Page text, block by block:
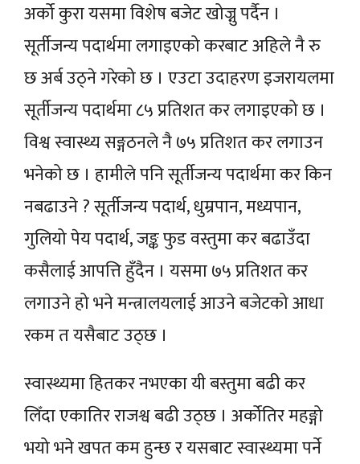
अर्को कुरा यसमा विशेष बजेट खोज्नु पर्दैन ।
सूर्तीजन्य पदार्थमा लगाइएको करबाट अहिले नै रु
छ अर्ब उठ्ने गरेको छ । एउटा उदाहरण इजरायलमा
सूर्तीजन्य पदार्थमा ८५ प्रतिशत कर लगाइएको छ ।
विश्व स्वास्थ्य सङ्गठनले नै ७५ प्रतिशत कर लगाउन
भनेको छ । हामीले पनि सूर्तीजन्य पदार्थमा कर किन
नबढाउने ? सूर्तीजन्य पदार्थ, धुम्रपान, मध्यपान,
गुलियो पेय पदार्थ, जङ्क फुड वस्तुमा कर बढाउँदा
कसैलाई आपत्ति हुँदैन । यसमा ७५ प्रतिशत कर
लगाउने हो भने मन्त्रालयलाई आउने बजेटको आधा
रकम त यसैबाट उठ्छ ।
स्वास्थ्यमा हितकर नभएका यी बस्तुमा बढी कर
लिँदा एकातिर राजश्व बढी उठ्छ । अर्कोतिर महङ्गो
भयो भने खपत कम हुन्छ र यसबाट स्वास्थ्यमा पर्ने